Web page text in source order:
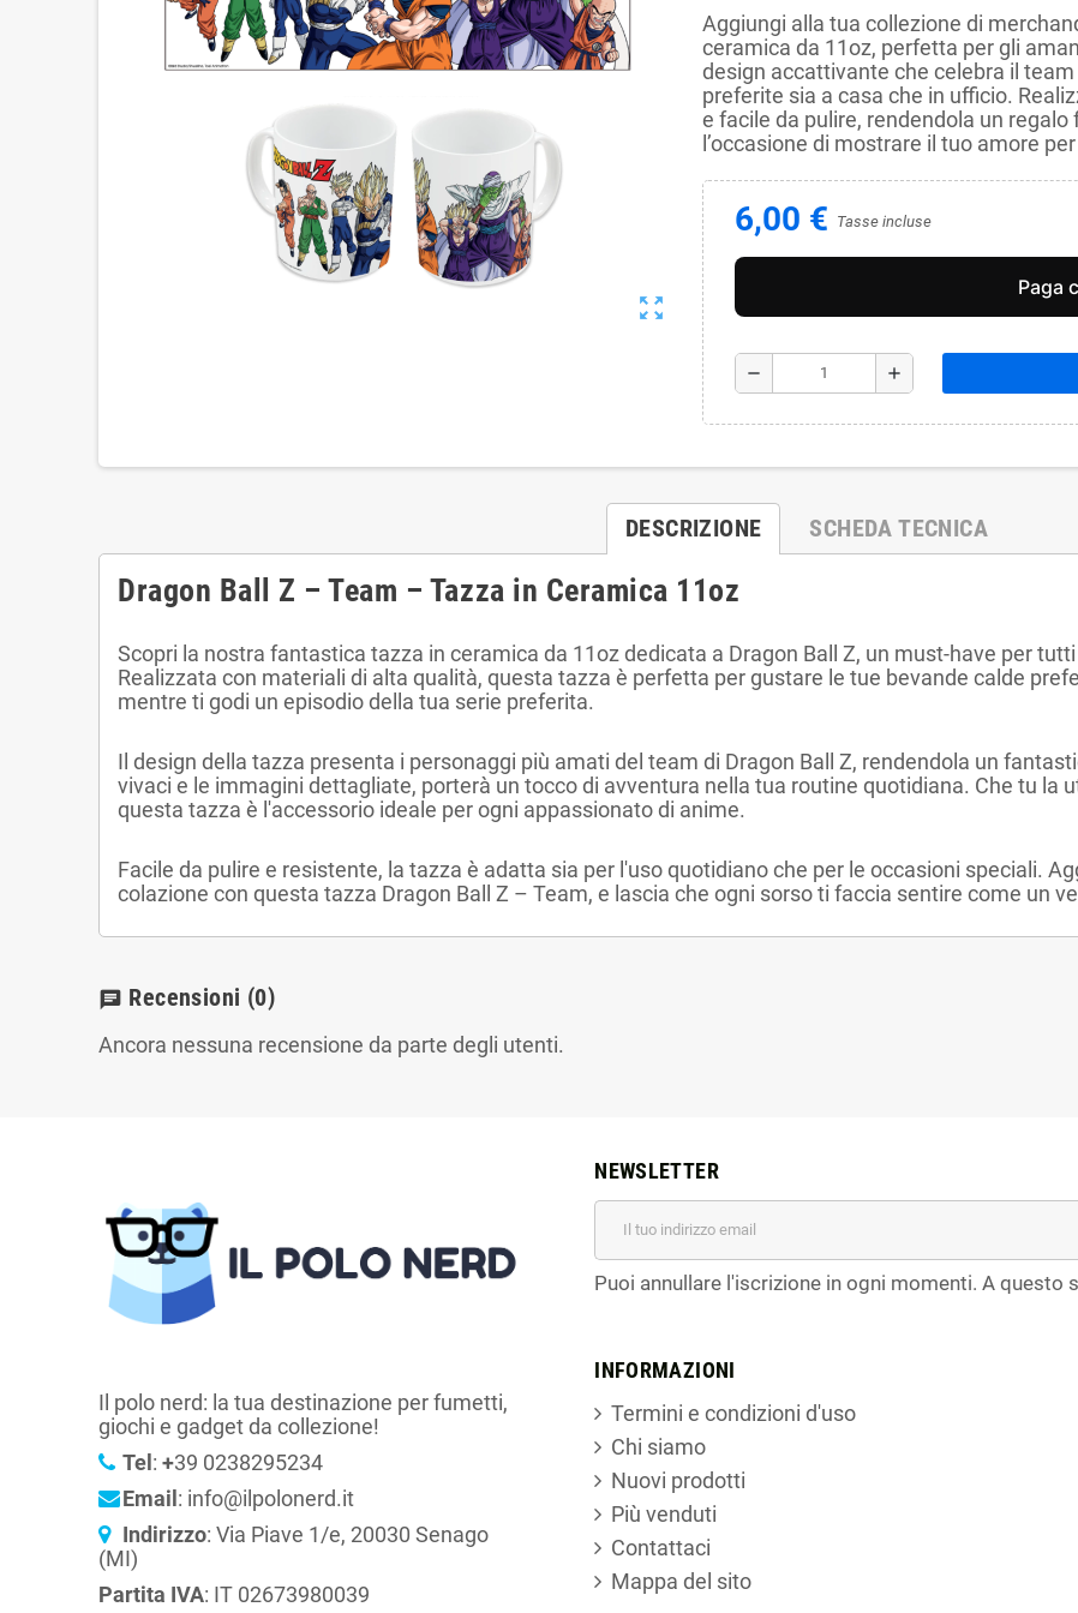
zoom_out_map
Aggiungi alla tua collezione di
ceramica da 11oz, perfetta per gli
design accattivante che celebra il
preferite sia a casa che in ufficio.
e facile da pulire, rendendola un
l’occasione di mostrare il tuo amore
6,00 € Tasse incluse
remove add
DESCRIZIONE SCHEDA TECNICA
Dragon Ball Z – Team – Tazza in Ceramica 11oz
Scopri la nostra fantastica tazza in ceramica da 11oz dedicata a Dragon Ball Z, un must-have per
Realizzata con materiali di alta qualità, questa tazza è perfetta per gustare le tue bevande calde
mentre ti godi un episodio della tua serie preferita.
Il design della tazza presenta i personaggi più amati del team di Dragon Ball Z, rendendola un
vivaci e le immagini dettagliate, porterà un tocco di avventura nella tua routine quotidiana. Che tu la
questa tazza è l'accessorio ideale per ogni appassionato di anime.
Facile da pulire e resistente, la tazza è adatta sia per l'uso quotidiano che per le occasioni speciali.
colazione con questa tazza Dragon Ball Z – Team, e lascia che ogni sorso ti faccia sentire come un
chat Recensioni (0)
Ancora nessuna recensione da parte degli utenti.
Il polo nerd: la tua destinazione per fumetti,
giochi e gadget da collezione!
Tel : +39 0238295234
Email : info@ilpolonerd.it
Indirizzo: Via Piave 1/e, 20030 Senago
(MI)
Partita IVA: IT 02673980039
NEWSLETTER
Puoi annullare l'iscrizione in ogni momenti. A
INFORMAZIONI
Termini e condizioni d'uso
Chi siamo
Nuovi prodotti
Più venduti
Contattaci
Mappa del sito